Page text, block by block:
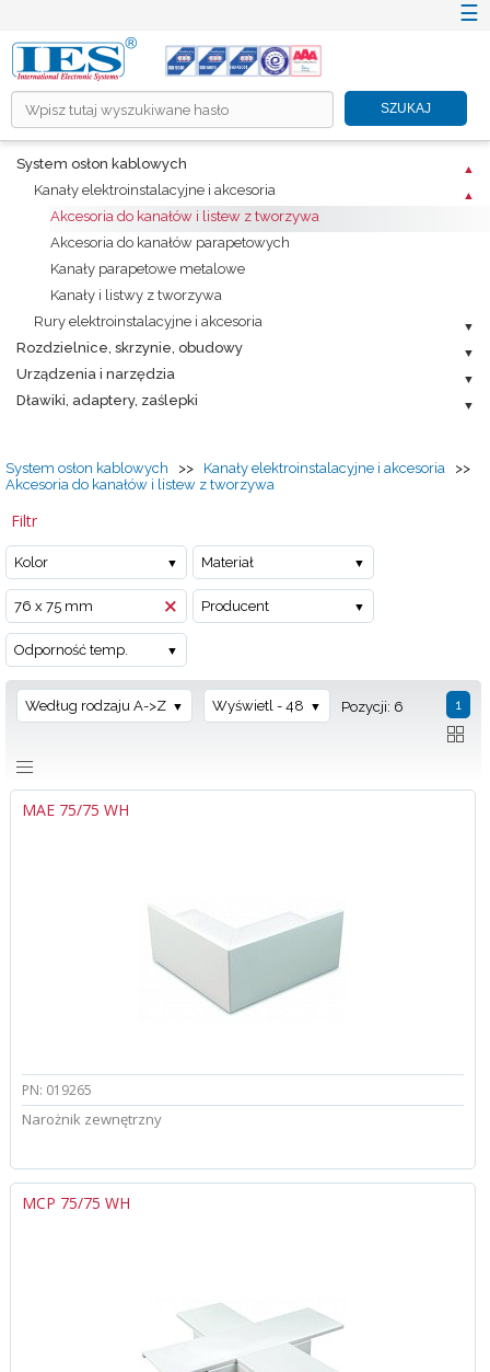
×
HOME
PRODUKTY
RIEŠENIA ICT A TZB
INFORMAČNÉ SYSTÉMY
PROMOTION
KARIÉRA
KONTAKT
☰
SZUKAJ
System osłon kablowych
Kanały elektroinstalacyjne i akcesoria
Akcesoria do kanałów i listew z tworzywa
Akcesoria do kanałów parapetowych
Kanały parapetowe metalowe
Kanały i listwy z tworzywa
Rury elektroinstalacyjne i akcesoria
Rozdzielnice, skrzynie, obudowy
Urządzenia i narzędzia
Dławiki, adaptery, zaślepki
System osłon kablowych >> Kanały elektroinstalacyjne i akcesoria
>>
Akcesoria do kanałów i listew z tworzywa
Filtr
Kolor Materiał
76 x 75 mm Producent
Odporność temp.
1
Według rodzaju A->Z Wyświetl - 48 Pozycji: 6
MAE 75/75 WH
PN: 019265
Narożnik zewnętrzny
MCP 75/75 WH